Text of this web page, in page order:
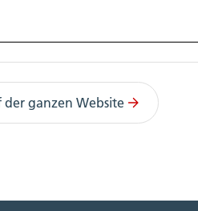
ganzen Website